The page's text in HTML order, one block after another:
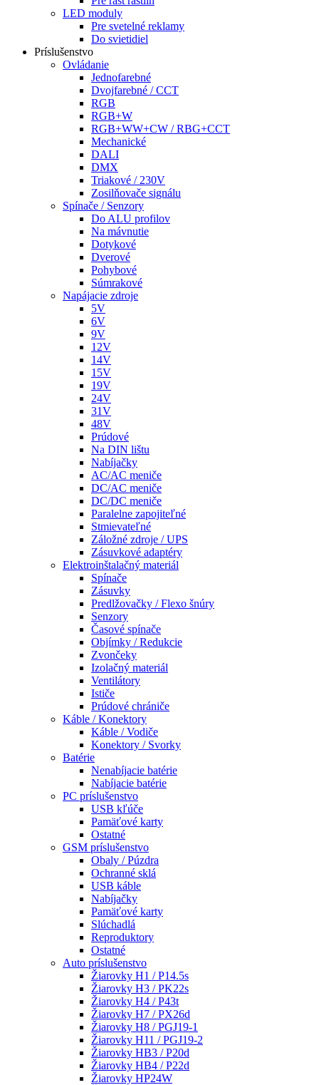
LED moduly
Pre svetelné reklamy
Do svietidiel
Príslušenstvo
Ovládanie
Jednofarebné
Dvojfarebné / CCT
RGB
RGB+W
RGB+WW+CW / RBG+CCT
Mechanické
DALI
DMX
Triakové / 230V
Zosilňovače signálu
Spínače / Senzory
Do ALU profilov
Na mávnutie
Dotykové
Dverové
Pohybové
Súmrakové
Napájacie zdroje
5V
6V
9V
12V
14V
15V
19V
24V
31V
48V
Prúdové
Na DIN lištu
Nabíjačky
AC/AC meniče
DC/AC meniče
DC/DC meniče
Paralelne zapojiteľné
Stmievateľné
Záložné zdroje / UPS
Zásuvkové adaptéry
Elektroinštalačný materiál
Spínače
Zásuvky
Predlžovačky / Flexo šnúry
Senzory
Časové spínače
Objímky / Redukcie
Zvončeky
Izolačný materiál
Ventilátory
Ističe
Prúdové chrániče
Káble / Konektory
Káble / Vodiče
Konektory / Svorky
Batérie
Nenabíjacie batérie
Nabíjacie batérie
PC príslušenstvo
USB kľúče
Pamäťové karty
Ostatné
GSM príslušenstvo
Obaly / Púzdra
Ochranné sklá
USB káble
Nabíjačky
Pamäťové karty
Slúchadlá
Reproduktory
Ostatné
Auto príslušenstvo
Žiarovky H1 / P14.5s
Žiarovky H3 / PK22s
Žiarovky H4 / P43t
Žiarovky H7 / PX26d
Žiarovky H8 / PGJ19-1
Žiarovky H11 / PGJ19-2
Žiarovky HB3 / P20d
Žiarovky HB4 / P22d
Žiarovky HP24W